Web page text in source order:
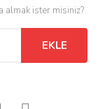
almak ister misiniz?
EKLE